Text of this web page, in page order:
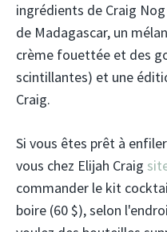
ingrédients de Craig
de Madagascar, un
crème fouettée et des
scintillantes) et une
Craig.
Si vous êtes prêt à
vous chez Elijah Craig
commander le kit
boire (60 $), selon